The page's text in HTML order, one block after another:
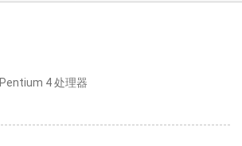
Pentium 4 处理器